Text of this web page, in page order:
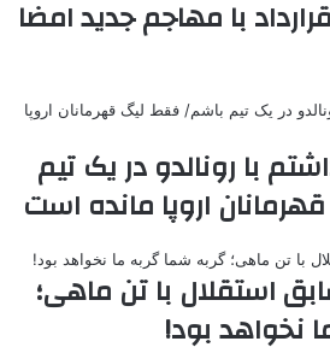
e
با مهاجم جدید امضا
با رونالدو در یک تیم
اروپا مانده است
استقلال با تن ماهی؛
نخواهد بود!